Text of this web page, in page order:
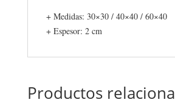
+ Medidas: 30×30 / 40×40 / 60×40
+ Espesor: 2 cm
Productos